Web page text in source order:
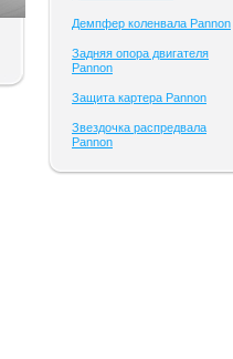
Демпфер коленвала Pannon
Задняя опора двигателя
Pannon
Защита картера Pannon
Звездочка распредвала
Pannon